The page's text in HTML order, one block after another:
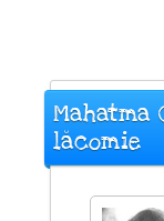
Mahatma
lăcomie